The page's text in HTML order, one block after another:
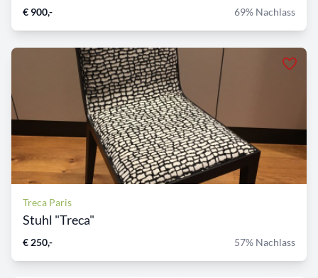
€ 900,- 69% Nachlass
Treca Paris
Stuhl "Treca"
€ 250,- 57% Nachlass